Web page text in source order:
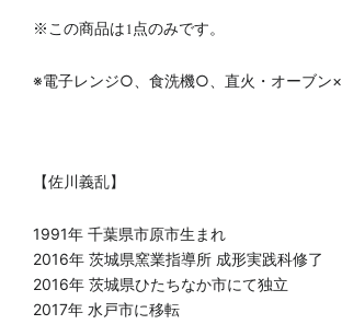
※この商品は1点のみです。
※電子レンジ○、食洗機○、直火・オーブン×
【佐川義乱】
1991年 千葉県市原市生まれ
2016年 茨城県窯業指導所 成形実践科修了
2016年 茨城県ひたちなか市にて独立
2017年 水戸市に移転